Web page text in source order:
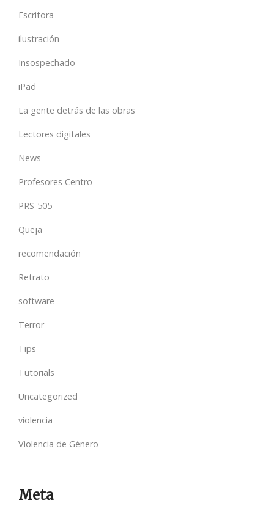
Escritora
ilustración
Insospechado
iPad
La gente detrás de las obras
Lectores digitales
News
Profesores Centro
PRS-505
Queja
recomendación
Retrato
software
Terror
Tips
Tutorials
Uncategorized
violencia
Violencia de Género
Meta